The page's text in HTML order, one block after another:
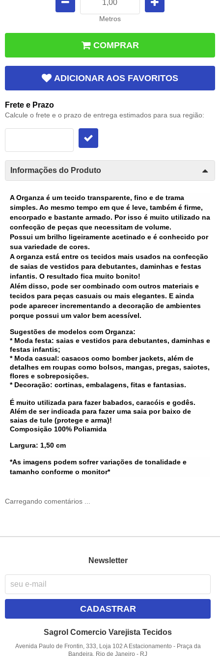
Metros
COMPRAR
ADICIONAR AOS FAVORITOS
Frete e Prazo
Calcule o frete e o prazo de entrega estimados para sua região:
Informações do Produto
A Organza é um tecido transparente, fino e de trama
simples. Ao mesmo tempo em que é leve, também é firme,
encorpado e bastante armado. Por isso é muito utilizado na
confecção de peças que necessitam de volume.
Possui um brilho ligeiramente acetinado e é conhecido por
sua variedade de cores.
A organza está entre os tecidos mais usados na confecção
de saias de vestidos para debutantes, daminhas e festas
infantis. O resultado fica muito bonito!
Além disso, pode ser combinado com outros materiais e
tecidos para peças casuais ou mais elegantes. E ainda
pode aparecer incrementando a decoração de ambientes
porque possui um valor bem acessível.
Sugestões de modelos com Organza:
* Moda festa: saias e vestidos para debutantes, daminhas e
festas infantis;
* Moda casual: casacos como bomber jackets, além de
detalhes em roupas como bolsos, mangas, pregas, saiotes,
flores e sobreposições.
* Decoração: cortinas, embalagens, fitas e fantasias.
É muito utilizada para fazer babados, caracóis e godês.
Além de ser indicada para fazer uma saia por baixo de
saias de tule (protege e arma)!
Composição 100% Poliamida
Largura: 1,50 cm
*As imagens podem sofrer variações de tonalidade e
tamanho conforme o monitor*
Carregando comentários ...
Newsletter
CADASTRAR
Sagrol Comercio Varejista Tecidos
Avenida Paulo de Frontin, 333, Loja 102 A Estacionamento - Praça da
Bandeira, Rio de Janeiro - RJ